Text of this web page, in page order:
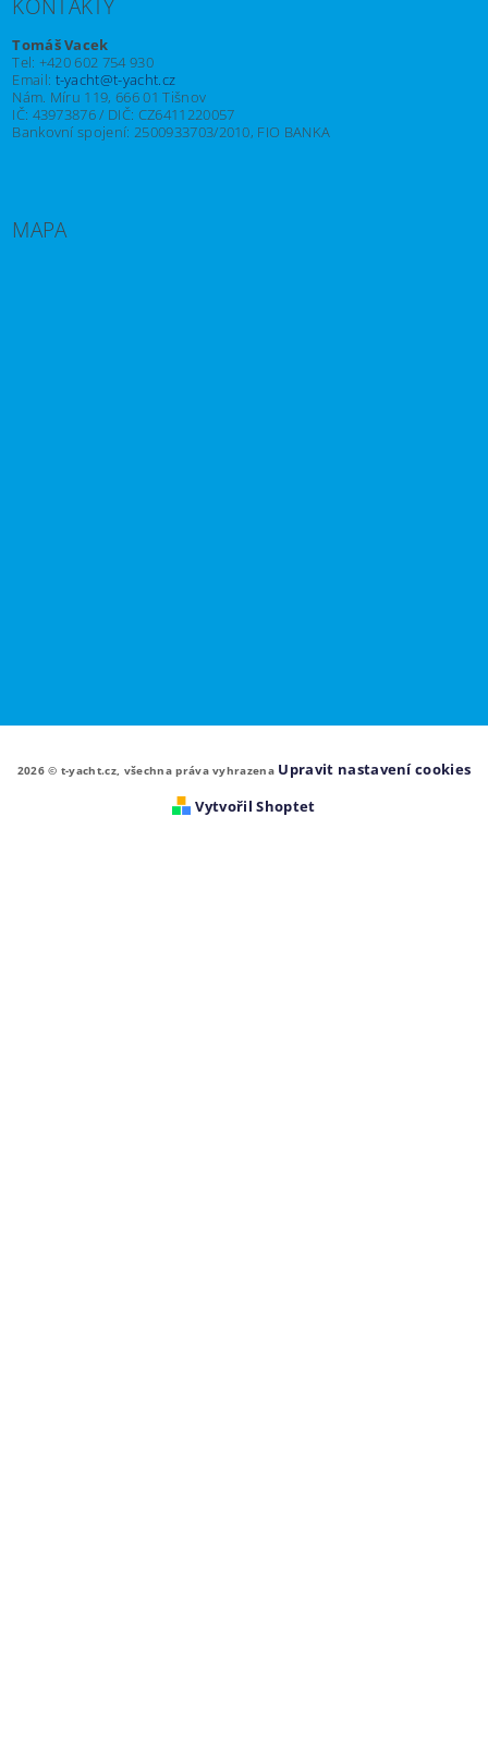
KONTAKTY
Tomáš Vacek
Tel: +420 602 754 930
Email: t-yacht@t-yacht.cz
Nám. Míru 119, 666 01 Tišnov
IČ: 43973876 / DIČ: CZ6411220057
Bankovní spojení: 2500933703/2010, FIO BANKA
MAPA
2026 © t-yacht.cz, všechna práva vyhrazena Upravit nastavení cookies
Vytvořil Shoptet